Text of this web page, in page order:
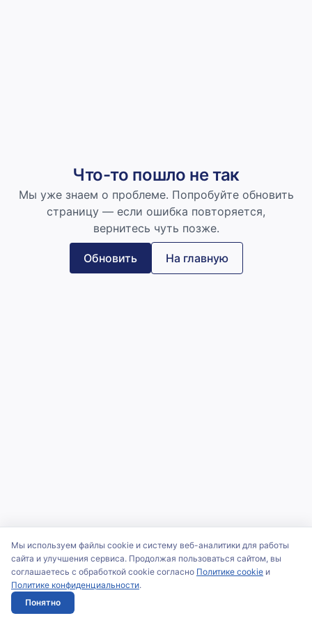
Что-то пошло не так
Мы уже знаем о проблеме. Попробуйте обновить
страницу — если ошибка повторяется,
вернитесь чуть позже.
Обновить На главную
Мы используем файлы cookie и систему веб-аналитики для работы
сайта и улучшения сервиса. Продолжая пользоваться сайтом, вы
соглашаетесь с обработкой cookie согласно Политике cookie и
Политике конфиденциальности.
Понятно